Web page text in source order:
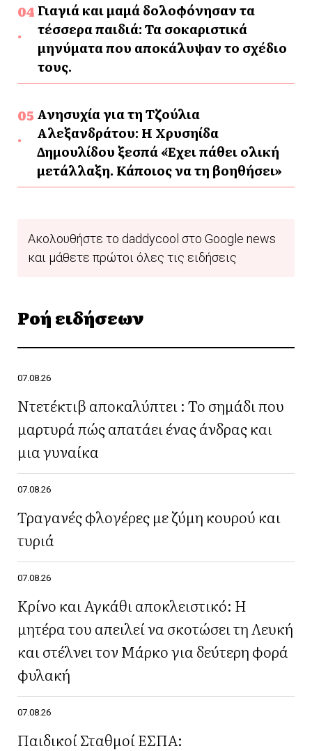
Γιαγιά και μαμά δολοφόνησαν τα
τέσσερα παιδιά: Τα σοκαριστικά
μηνύματα που αποκάλυψαν το σχέδιο
τους.
Ανησυχία για τη Τζούλια
Αλεξανδράτου: Η Χρυσηίδα
Δημουλίδου ξεσπά «Έχει πάθει ολική
μετάλλαξη. Κάποιος να τη βοηθήσει»
Ακολουθήστε το daddycool στο Google news
και μάθετε πρώτοι όλες τις ειδήσεις
Ροή ειδήσεων
07.08.26
Ντετέκτιβ αποκαλύπτει : Το σημάδι που
μαρτυρά πώς απατάει ένας άνδρας και
μια γυναίκα
07.08.26
Τραγανές φλογέρες με ζύμη κουρού και
τυριά
07.08.26
Κρίνο και Αγκάθι αποκλειστικό: Η
μητέρα του απειλεί να σκοτώσει τη Λευκή
και στέλνει τον Μάρκο για δεύτερη φορά
φυλακή
07.08.26
Παιδικοί Σταθμοί ΕΣΠΑ: